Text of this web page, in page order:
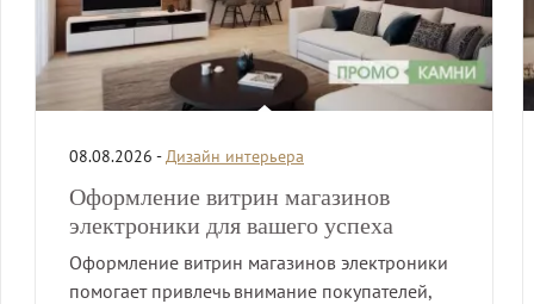
08.08.2026 -Дизайн интерьера
Оформление витрин магазинов
электроники для вашего успеха
Оформление витрин магазинов электроники
помогает привлечь внимание покупателей,